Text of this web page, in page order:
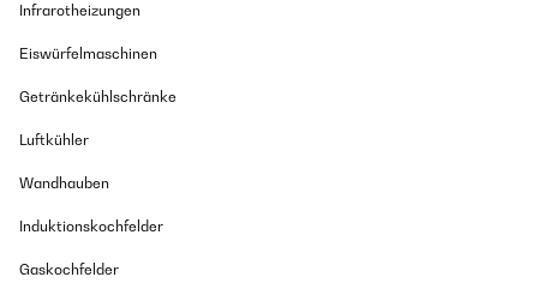
Infrarotheizungen
Eiswürfelmaschinen
Getränkekühlschränke
Luftkühler
Wandhauben
Induktionskochfelder
Gaskochfelder